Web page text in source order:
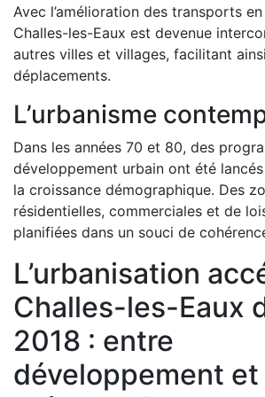
Avec l’amélioration des transports
Challes-les-Eaux est devenue
autres villes et villages, facilitant
déplacements.
L’urbanisme
Dans les années 70 et 80, des
développement urbain ont été
la croissance démographique. Des
résidentielles, commerciales et de
planifiées dans un souci de
L’urbanisation
Challes-les-Eaux
2018 : entre
développement et